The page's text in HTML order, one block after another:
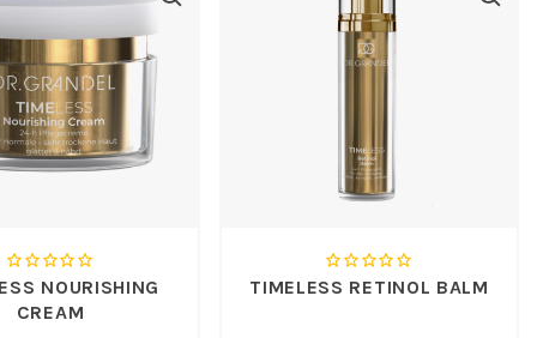
NOURISHING
CREAM
TIMELESS RETINOL BALM